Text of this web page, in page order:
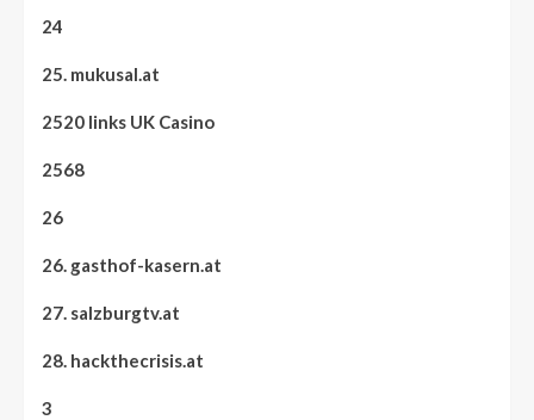
24
25. mukusal.at
2520 links UK Casino
2568
26
26. gasthof-kasern.at
27. salzburgtv.at
28. hackthecrisis.at
3